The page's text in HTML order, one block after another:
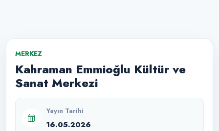
MERKEZ
Kahraman Emmioğlu Kültür ve
Sanat Merkezi
Yayın Tarihi
16.05.2026